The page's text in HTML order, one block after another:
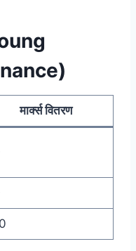
मार्क्स वितरण